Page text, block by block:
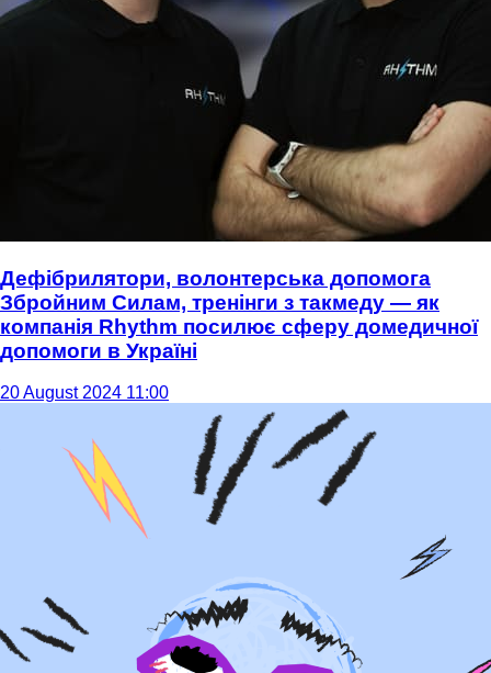
Дефібрилятори, волонтерська допомога
Збройним Силам, тренінги з такмеду — як
компанія Rhythm посилює сферу домедичної
допомоги в Україні
20 August 2024 11:00